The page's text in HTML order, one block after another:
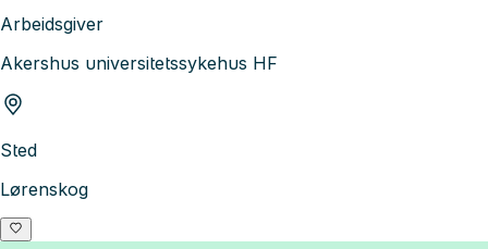
Arbeidsgiver
Akershus universitetssykehus HF
Sted
Lørenskog